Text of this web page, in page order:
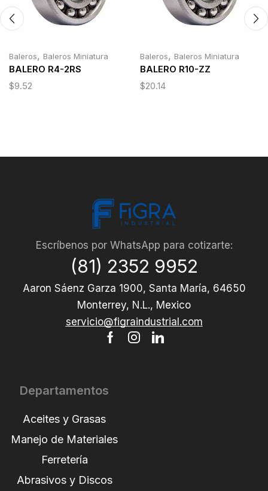
Baleros, Baleros Miniatura
BALERO R4-2RS
$9.52
Baleros, Baleros Miniatura
BALERO R10-ZZ
$20.14
Escríbenos por WhatsApp para cotizarte:
(81) 2352 9952
Aaron Sáenz Garza 1900, Santa María, 64650
Monterrey, N.L., Mexico
servicio@figraindustrial.com
Departamentos
Aceites y Grasas
Manejo de Materiales
Ferretería
Abrasivos y Discos